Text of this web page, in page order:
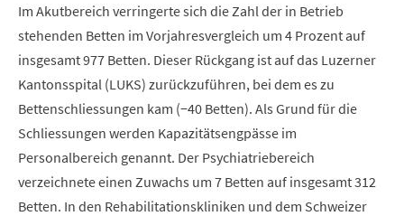
Im Akutbereich verringerte sich die Zahl der in Betrieb
stehenden Betten im Vorjahresvergleich um 4 Prozent auf
insgesamt 977 Betten. Dieser Rückgang ist auf das Luzerner
Kantonsspital (LUKS) zurückzuführen, bei dem es zu
Bettenschliessungen kam (−40 Betten). Als Grund für die
Schliessungen werden Kapazitätsengpässe im
Personalbereich genannt. Der Psychiatriebereich
verzeichnete einen Zuwachs um 7 Betten auf insgesamt 312
Betten. In den Rehabilitationskliniken und dem Schweizer